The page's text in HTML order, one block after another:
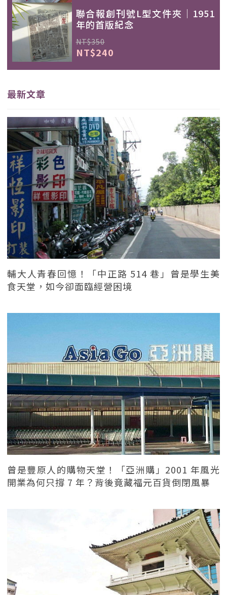
聯合報創刊號L型文件夾｜1951
年的首版紀念
NT$350
NT$240
最新文章
輔大人青春回憶！「中正路 514 巷」曾是學生美
食天堂，如今卻面臨經營困境
曾是豐原人的購物天堂！「亞洲購」2001 年風光
開業為何只撐 7 年？背後竟藏福元百貨倒閉風暴